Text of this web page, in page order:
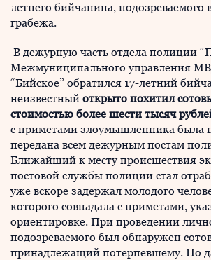
летнего бийчанина, подозреваемого
грабежа.
В дежурную часть отдела полиции
Межмуниципального управления
“Бийское” обратился 17-летний
неизвестный открыто похитил
стоимостью более шести тысяч
с приметами злоумышленника была
передана всем дежурным постам
Ближайший к месту происшествия
постовой службы полиции стал
уже вскоре задержал молодого
которого совпадала с приметами,
ориентировке. При проведении
подозреваемого был обнаружен
принадлежащий потерпевшему. По